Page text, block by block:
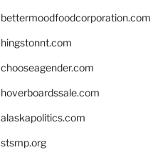
bettermoodfoodcorporation.com
hingstonnt.com
chooseagender.com
hoverboardssale.com
alaskapolitics.com
stsmp.org